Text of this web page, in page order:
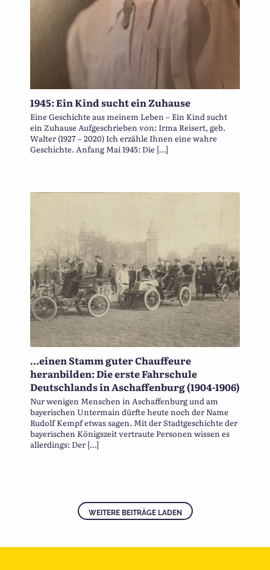
1945: Ein Kind sucht ein Zuhause
Eine Geschichte aus meinem Leben – Ein Kind sucht
ein Zuhause Aufgeschrieben von: Irma Reisert, geb.
Walter (1927 – 2020) Ich erzähle Ihnen eine wahre
Geschichte. Anfang Mai 1945: Die […]
…einen Stamm guter Chauffeure
heranbilden: Die erste Fahrschule
Deutschlands in Aschaffenburg (1904-1906)
Nur wenigen Menschen in Aschaffenburg und am
bayerischen Untermain dürfte heute noch der Name
Rudolf Kempf etwas sagen. Mit der Stadtgeschichte der
bayerischen Königszeit vertraute Personen wissen es
allerdings: Der […]
WEITERE BEITRÄGE LADEN